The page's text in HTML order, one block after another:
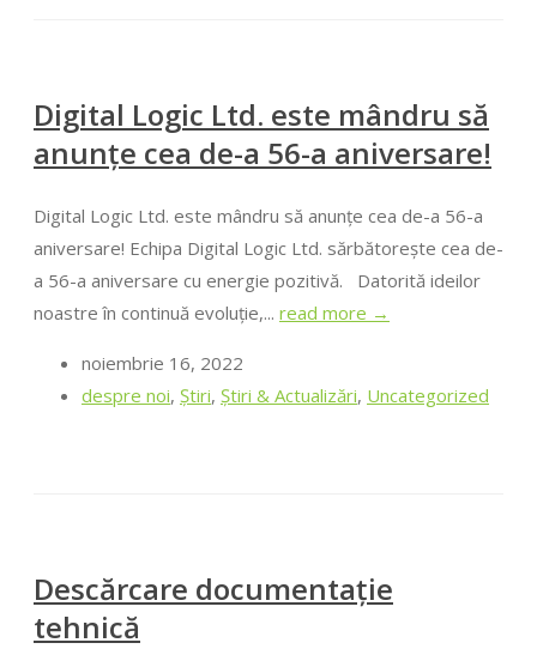
Digital Logic Ltd. este mândru să
anunțe cea de-a 56-a aniversare!
Digital Logic Ltd. este mândru să anunțe cea de-a 56-a
aniversare! Echipa Digital Logic Ltd. sărbătorește cea de-
a 56-a aniversare cu energie pozitivă. Datorită ideilor
noastre în continuă evoluție,... read more →
noiembrie 16, 2022
despre noi, Ştiri, Știri & Actualizări, Uncategorized
Descărcare documentație
tehnică